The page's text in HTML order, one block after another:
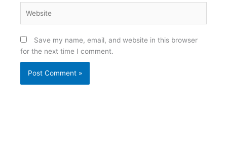
Save my name, email, and website in this browser
for the next time I comment.